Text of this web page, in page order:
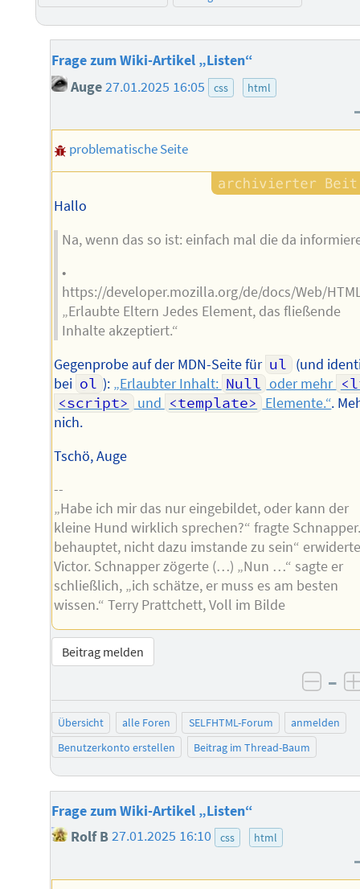
Frage zum Wiki-Artikel „Listen“
Auge27.01.2025 16:05 css html
problematische Seite
Hallo
Na, wenn das so ist: einfach mal die da
•
https://developer.mozilla.org/de/docs/Web/
„Erlaubte Eltern Jedes Element, das fließende
Inhalte akzeptiert.“
Gegenprobe auf der MDN-Seite für ul (und
bei ol ): „Erlaubter Inhalt: Null oder mehr
<script>
und <template> Elemente.“.
nich.
Tschö, Auge
--
„Habe ich mir das nur eingebildet, oder kann der
kleine Hund wirklich sprechen?“ fragte
behauptet, nicht dazu imstande zu sein“
Victor. Schnapper zögerte (…) „Nun …“ sagte er
schließlich, „ich schätze, er muss es am besten
wissen.“ Terry Prattchett, Voll im Bilde
Beitrag melden
–
Übersicht alle Foren SELFHTML-Forum
anmelden
Benutzerkonto erstellen
Beitrag im Thread-Baum
Frage zum Wiki-Artikel „Listen“
Rolf B27.01.2025 16:10 css html